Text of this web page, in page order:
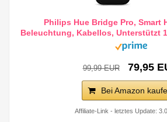
Philips Hue Bridge Pro, Smart
Beleuchtung, Kabellos, Unterstützt
99,99 EUR 79,95
Bei Amazon
Affiliate-Link - letztes Update: